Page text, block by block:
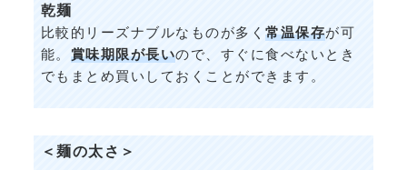
乾麺
比較的リーズナブルなものが多く 常温保存が可
能。 賞味期限が長いので、すぐに食べないとき
でもまとめ買いしておくことができます。
＜麺の太さ＞